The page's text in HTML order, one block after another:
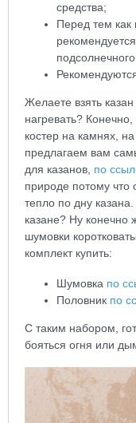
средства;
Перед тем как
Желаете взять
нагревать?
костер на камнях,
предлагаем вам
для казанов, по
природе потому
тепло по дну
казане? Ну конечно
шумовки
комплект купить:
Шумовка по
Половник по
С таким набором,
бояться огня или